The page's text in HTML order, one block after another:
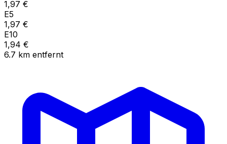
1,97 €
E5
1,97 €
E10
1,94 €
6.7 km entfernt